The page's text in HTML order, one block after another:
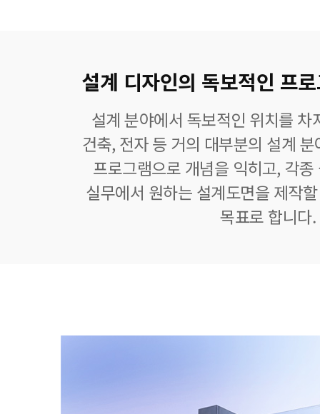
설계 디자인의 독보적인 프
설계 분야에서 독보적인 위치를 차
건축, 전자 등 거의 대부분의 설계
프로그램으로 개념을 익히고, 각
실무에서 원하는 설계도면을 제작
목표로 합니다.